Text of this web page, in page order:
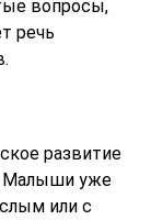
вопросы,
речь
развитие
Малыши уже
или с